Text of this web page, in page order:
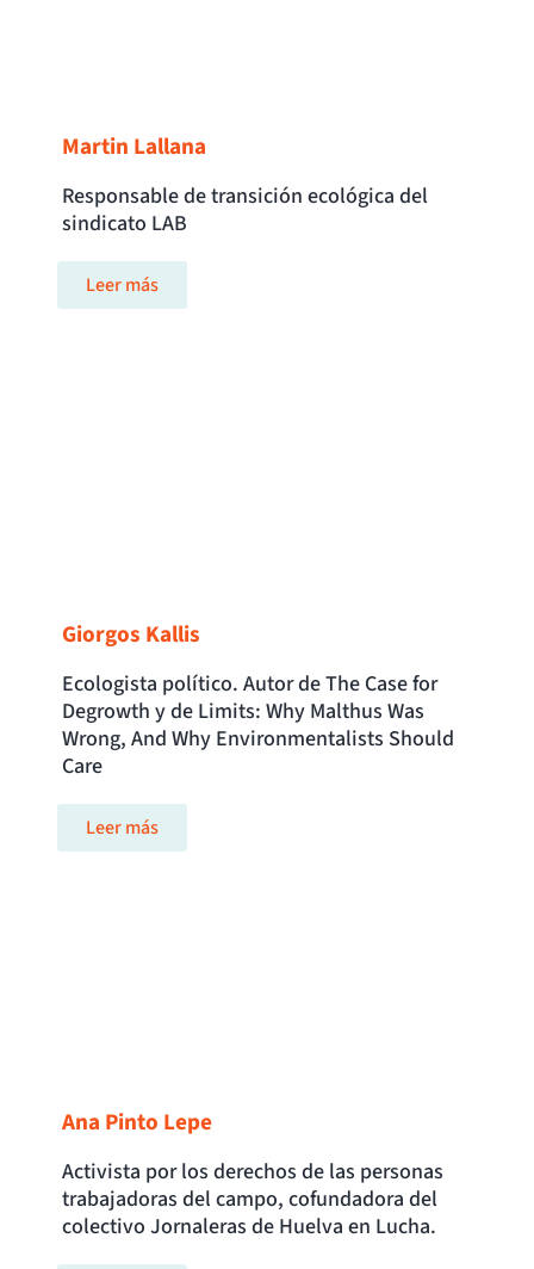
Martin Lallana
Responsable de transición ecológica del
sindicato LAB
Leer más
Giorgos Kallis
Ecologista político. Autor de The Case for
Degrowth y de Limits: Why Malthus Was
Wrong, And Why Environmentalists Should
Care
Leer más
Ana Pinto Lepe
Activista por los derechos de las personas
trabajadoras del campo, cofundadora del
colectivo Jornaleras de Huelva en Lucha.